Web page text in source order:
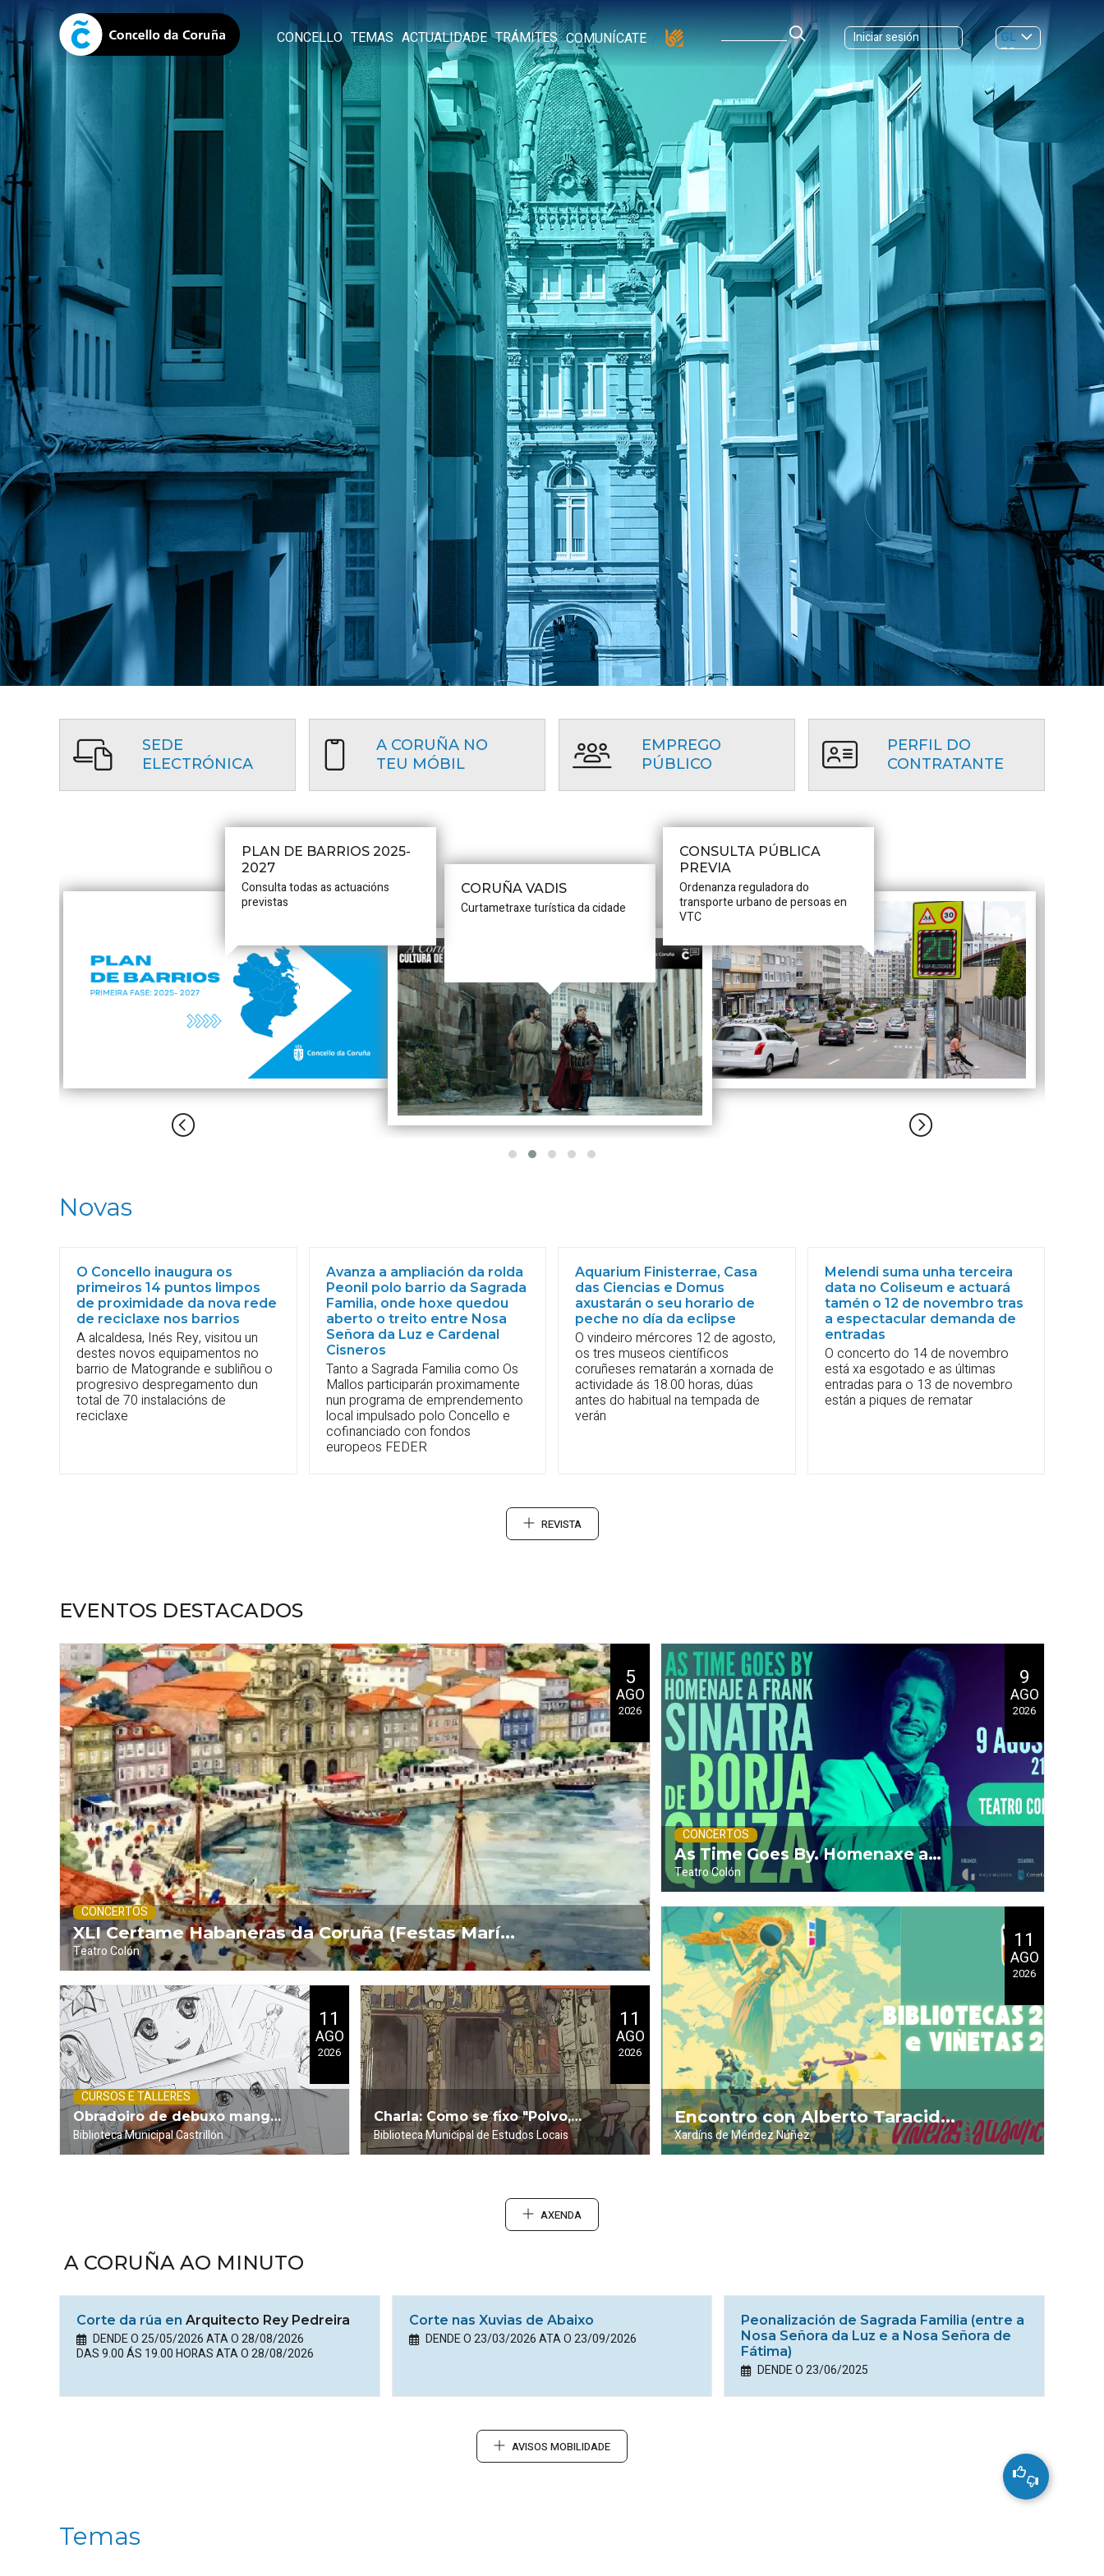
CONCELLO TEMAS ACTUALIDADE TRÁMITES COMUNÍCATE Iniciar sesión
GL
ES|
SEDE
ELECTRÓNICA
A CORUÑA NO
TEU MÓBIL
EMPREGO
PÚBLICO
PERFIL DO
CONTRATANTE
PLAN DE BARRIOS 2025-
2027
Consulta todas as actuacións
previstas
CORUÑA VADIS
Curtametraxe turística da cidade
CONSULTA PÚBLICA
PREVIA
Ordenanza reguladora do
transporte urbano de persoas en
VTC
Novas
O Concello inaugura os
primeiros 14 puntos limpos
de proximidade da nova rede
de reciclaxe nos barrios
A alcaldesa, Inés Rey, visitou un
destes novos equipamentos no
barrio de Matogrande e subliñou o
progresivo despregamento dun
total de 70 instalacións de
reciclaxe
Avanza a ampliación da rolda
Peonil polo barrio da Sagrada
Familia, onde hoxe quedou
aberto o treito entre Nosa
Señora da Luz e Cardenal
Cisneros
Tanto a Sagrada Familia como Os
Mallos participarán proximamente
nun programa de emprendemento
local impulsado polo Concello e
cofinanciado con fondos
europeos FEDER
Aquarium Finisterrae, Casa
das Ciencias e Domus
axustarán o seu horario de
peche no día da eclipse
O vindeiro mércores 12 de agosto,
os tres museos científicos
coruñeses rematarán a xornada de
actividade ás 18.00 horas, dúas
antes do habitual na tempada de
verán
Melendi suma unha terceira
data no Coliseum e actuará
tamén o 12 de novembro tras
a espectacular demanda de
entradas
O concerto do 14 de novembro
está xa esgotado e as últimas
entradas para o 13 de novembro
están a piques de rematar
REVISTA
EVENTOS DESTACADOS
5
AGO
2026
CONCERTOS
XLI Certame Habaneras da Coruña (Festas María
Pita 2026)
Teatro Colón
.
9
AGO
2026
CONCERTOS
As Time Goes By. Homenaxe a
Sinatra de Borja Quiza
Teatro Colón
.
11
AGO
2026
CURSOS E TALLERES
Obradoiro de debuxo manga
Biblioteca Municipal Castrillón
.
11
AGO
2026
Charla: Como se fixo "Polvo,
Biblioteca Municipal de Estudos Locais
.
11
AGO
2026
Encontro con Alberto Taracido
Xardíns de Méndez Núñez
.
AXENDA
A CORUÑA AO MINUTO
Corte da rúa en Arquitecto Rey Pedreira
DENDE O 25/05/2026 ATA O 28/08/2026
DAS 9.00 ÁS 19.00 HORAS ATA O 28/08/2026
Corte nas Xuvias de Abaixo
DENDE O 23/03/2026 ATA O 23/09/2026
Peonalización de Sagrada Familia (entre a
Nosa Señora da Luz e a Nosa Señora de
Fátima)
DENDE O 23/06/2025
AVISOS MOBILIDADE
Temas